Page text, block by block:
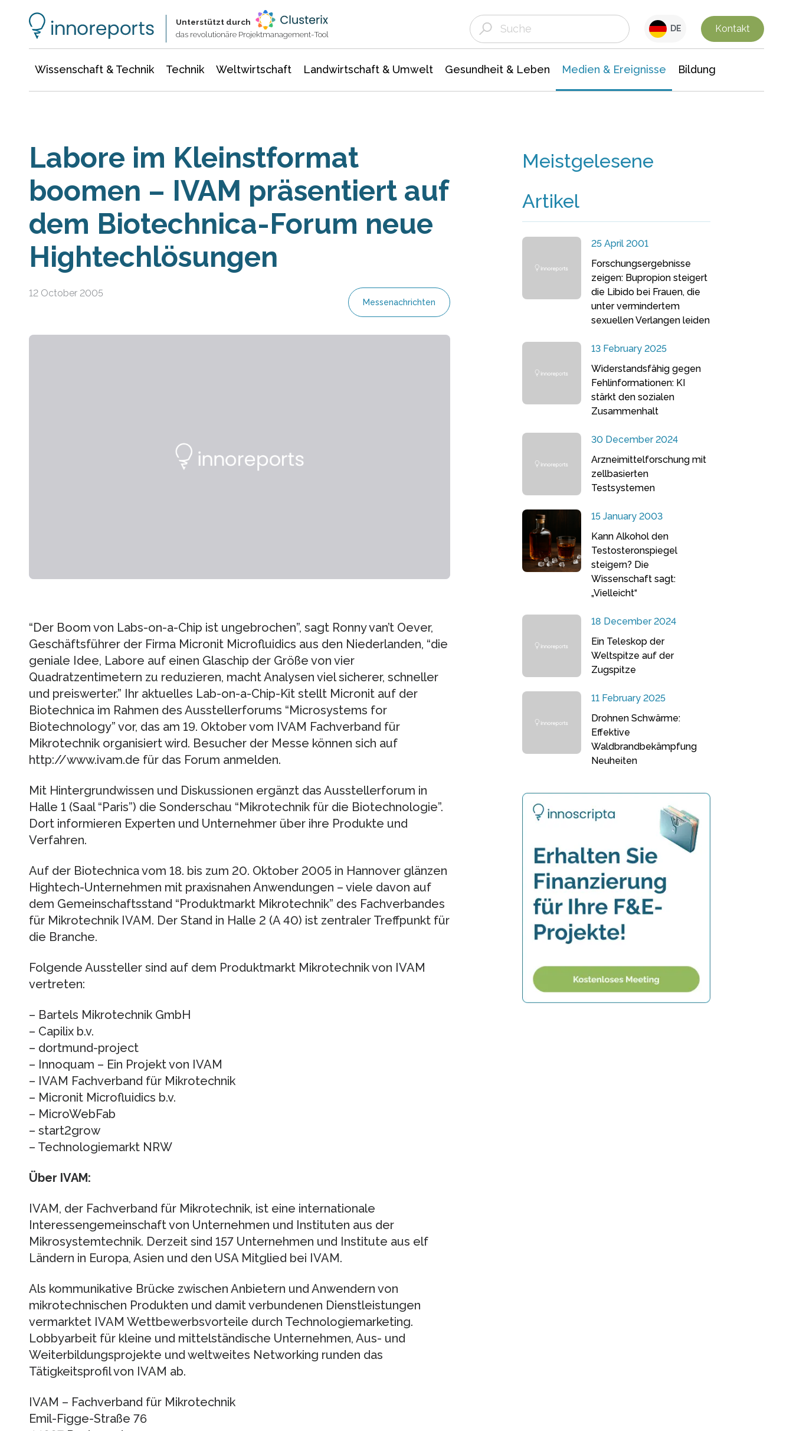
Unterstützt durch
das revolutionäre Projektmanagement-Tool
DE Kontakt
Wissenschaft & Technik Technik Weltwirtschaft Landwirtschaft & Umwelt Gesundheit & Leben Medien & Ereignisse Bildung
Labore im Kleinstformat
boomen – IVAM präsentiert auf
dem Biotechnica-Forum neue
Hightechlösungen
12 October 2005
Messenachrichten
“Der Boom von Labs-on-a-Chip ist ungebrochen”, sagt Ronny van’t Oever,
Geschäftsführer der Firma Micronit Microfluidics aus den Niederlanden, “die
geniale Idee, Labore auf einen Glaschip der Größe von vier
Quadratzentimetern zu reduzieren, macht Analysen viel sicherer, schneller
und preiswerter.” Ihr aktuelles Lab-on-a-Chip-Kit stellt Micronit auf der
Biotechnica im Rahmen des Ausstellerforums “Microsystems for
Biotechnology” vor, das am 19. Oktober vom IVAM Fachverband für
Mikrotechnik organisiert wird. Besucher der Messe können sich auf
http://www.ivam.de für das Forum anmelden.
Mit Hintergrundwissen und Diskussionen ergänzt das Ausstellerforum in
Halle 1 (Saal “Paris”) die Sonderschau “Mikrotechnik für die Biotechnologie”.
Dort informieren Experten und Unternehmer über ihre Produkte und
Verfahren.
Auf der Biotechnica vom 18. bis zum 20. Oktober 2005 in Hannover glänzen
Hightech-Unternehmen mit praxisnahen Anwendungen – viele davon auf
dem Gemeinschaftsstand “Produktmarkt Mikrotechnik” des Fachverbandes
für Mikrotechnik IVAM. Der Stand in Halle 2 (A 40) ist zentraler Treffpunkt für
die Branche.
Folgende Aussteller sind auf dem Produktmarkt Mikrotechnik von IVAM
vertreten:
– Bartels Mikrotechnik GmbH
– Capilix b.v.
– dortmund-project
– Innoquam – Ein Projekt von IVAM
– IVAM Fachverband für Mikrotechnik
– Micronit Microfluidics b.v.
– MicroWebFab
– start2grow
– Technologiemarkt NRW
Über IVAM:
IVAM, der Fachverband für Mikrotechnik, ist eine internationale
Interessengemeinschaft von Unternehmen und Instituten aus der
Mikrosystemtechnik. Derzeit sind 157 Unternehmen und Institute aus elf
Ländern in Europa, Asien und den USA Mitglied bei IVAM.
Als kommunikative Brücke zwischen Anbietern und Anwendern von
mikrotechnischen Produkten und damit verbundenen Dienstleistungen
vermarktet IVAM Wettbewerbsvorteile durch Technologiemarketing.
Lobbyarbeit für kleine und mittelständische Unternehmen, Aus- und
Weiterbildungsprojekte und weltweites Networking runden das
Tätigkeitsprofil von IVAM ab.
IVAM – Fachverband für Mikrotechnik
Emil-Figge-Straße 76
Meistgelesene
Artikel
25 April 2001
Forschungsergebnisse
zeigen: Bupropion steigert
die Libido bei Frauen, die
unter vermindertem
sexuellen Verlangen leiden
13 February 2025
Widerstandsfähig gegen
Fehlinformationen: KI
stärkt den sozialen
Zusammenhalt
30 December 2024
Arzneimittelforschung mit
zellbasierten
Testsystemen
15 January 2003
Kann Alkohol den
Testosteronspiegel
steigern? Die
Wissenschaft sagt:
„Vielleicht“
18 December 2024
Ein Teleskop der
Weltspitze auf der
Zugspitze
11 February 2025
Drohnen Schwärme:
Effektive
Waldbrandbekämpfung
Neuheiten